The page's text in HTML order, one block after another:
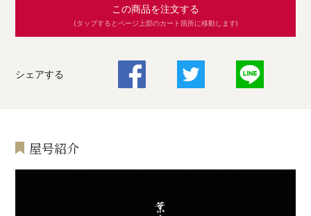
この商品を注文する
(タップするとページ上部のカート箇所に移動します)
シェアする
屋号紹介